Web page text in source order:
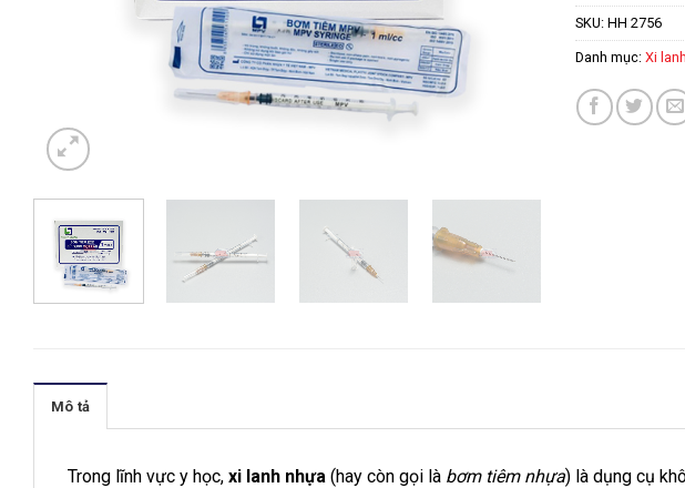
SKU: HH 2756
Danh mục: Xi
Mô tả
Trong lĩnh vực y học, xi lanh nhựa (hay còn gọi là bơm tiêm nhựa) là dụng cụ